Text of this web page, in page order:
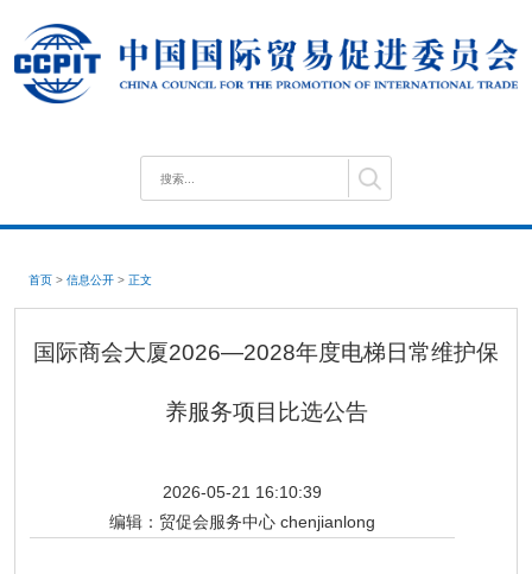
首页 > 信息公开 > 正文
国际商会大厦2026—2028年度电梯日常维护保
养服务项目比选公告
2026-05-21 16:10:39
编辑： 贸促会服务中心 chenjianlong